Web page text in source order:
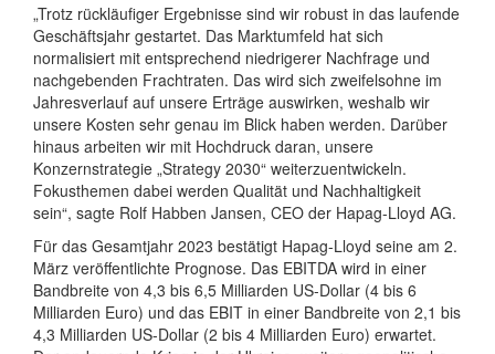
„Trotz rückläufiger Ergebnisse sind wir robust in das laufende
Geschäftsjahr gestartet. Das Marktumfeld hat sich
normalisiert mit entsprechend niedrigerer Nachfrage und
nachgebenden Frachtraten. Das wird sich zweifelsohne im
Jahresverlauf auf unsere Erträge auswirken, weshalb wir
unsere Kosten sehr genau im Blick haben werden. Darüber
hinaus arbeiten wir mit Hochdruck daran, unsere
Konzernstrategie „Strategy 2030“ weiterzuentwickeln.
Fokusthemen dabei werden Qualität und Nachhaltigkeit
sein“, sagte Rolf Habben Jansen, CEO der Hapag-Lloyd AG.
Für das Gesamtjahr 2023 bestätigt Hapag-Lloyd seine am 2.
März veröffentlichte Prognose. Das EBITDA wird in einer
Bandbreite von 4,3 bis 6,5 Milliarden US-Dollar (4 bis 6
Milliarden Euro) und das EBIT in einer Bandbreite von 2,1 bis
4,3 Milliarden US-Dollar (2 bis 4 Milliarden Euro) erwartet.